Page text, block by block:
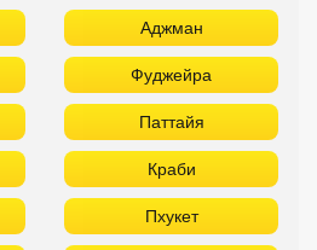
Аджман
Фуджейра
Паттайя
Краби
Пхукет